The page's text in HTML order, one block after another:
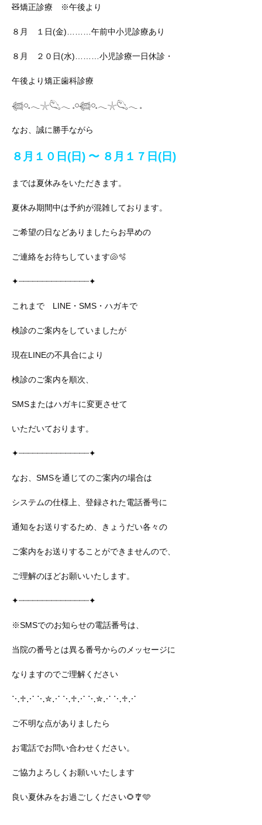
🧸矯正診療 ※午後より
８月 １日(金)………午前中小児診療あり
８月 ２０日(水)………小児診療一日休診・
午後より矯正歯科診療
𓆉𓏸𓈒𓂃𓇼𓆡𓂃 𓈒𓏸𓆉𓏸𓈒𓂃𓇼𓆡𓂃 𓈒
なお、誠に勝手ながら
８月１０日(日) 〜 ８月１７日(日)
までは夏休みをいただきます。
夏休み期間中は予約が混雑しております。
ご希望の日などありましたらお早めの
ご連絡をお待ちしています🐚🫧
✦┈┈┈┈┈┈┈┈┈┈┈┈┈┈┈✦
これまで LINE・SMS・ハガキで
検診のご案内をしていましたが
現在LINEの不具合により
検診のご案内を順次、
SMSまたはハガキに変更させて
いただいております。
✦┈┈┈┈┈┈┈┈┈┈┈┈┈┈┈✦
なお、SMSを通じてのご案内の場合は
システムの仕様上、登録された電話番号に
通知をお送りするため、きょうだい各々の
ご案内をお送りすることができませんので、
ご理解のほどお願いいたします。
✦┈┈┈┈┈┈┈┈┈┈┈┈┈┈┈✦
※SMSでのお知らせの電話番号は、
当院の番号とは異る番号からのメッセージに
なりますのでご理解ください
⋱♱⋰ ⋱✮⋰ ⋱♱⋰ ⋱✮⋰ ⋱♱⋰
ご不明な点がありましたら
お電話でお問い合わせください。
ご協力よろしくお願いいたします
良い夏休みをお過ごしください🌻🎐🩵